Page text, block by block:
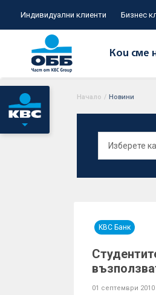
Индивидуални клиенти Бизнес
Кои сме
Начало / Новини
KBC Банк
01 септември 2010